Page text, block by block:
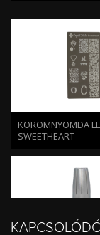
KÖRÖMNYOMDA
SWEETHEART